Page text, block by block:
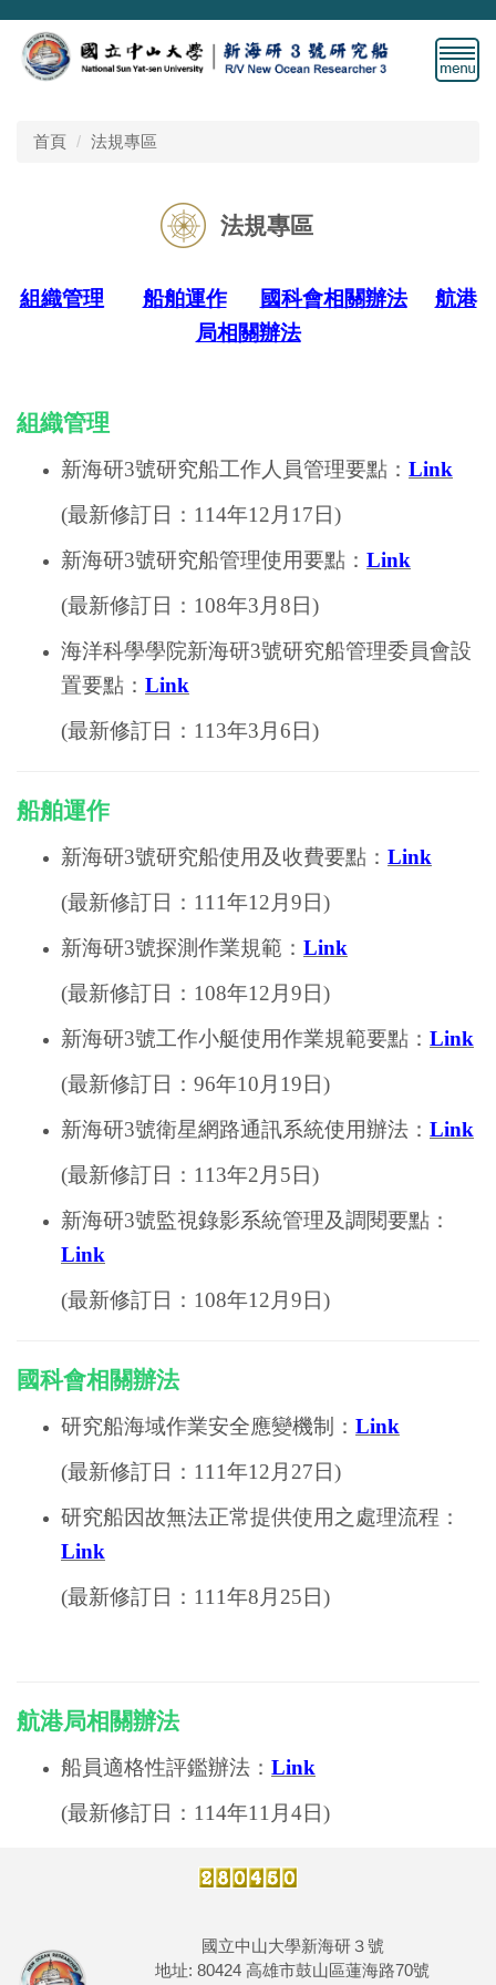
跳
到
主
首頁 法規專區
法規專區
組織管理 船舶運作 國科會相關辦法
航港
局相 關辦法
組織管理
新海研3號研究船工作人員管理要點 ： Link
(最新修訂日：114年12月17日)
新海研3號研究船管理使用要點 ： Link
(最新修訂日：108年3月8日)
海洋科學學院新海研3號研究船管理委員會設
置要點 ： Link
(最新修訂日：113年3月6日)
船舶運作
新海研3號研究船使用及收費要點 ： Link
(最新修訂日：111年12月9日)
新海研3號探測作業規範 ： Link
(最新修訂日：108年12月9日)
新海研3號工作小艇使用作業規範要點 ： Link
(最新修訂日：96年10月19日)
新海研3號衛星網路通訊系統使用辦法 ： Link
(最新修訂日：113年2月5日)
新海研3號監視錄影系統管理及調閱要點 ：
Link
(最新修訂日：108年12月9日)
國科會相關辦法
研究船海域作業安全應變機制 ： Link
(最新修訂日：111年12月27日)
研究船因故無法正常提供使用之處理流程 ：
Link
(最新修訂日：111年8月25日)
航港局相關辦法
船員適格性評鑑辦法 ： Link
(最新修訂日：114年11月4日)
國立中山大學新海研３號
地址: 80424 高雄市鼓山區蓮海路70號